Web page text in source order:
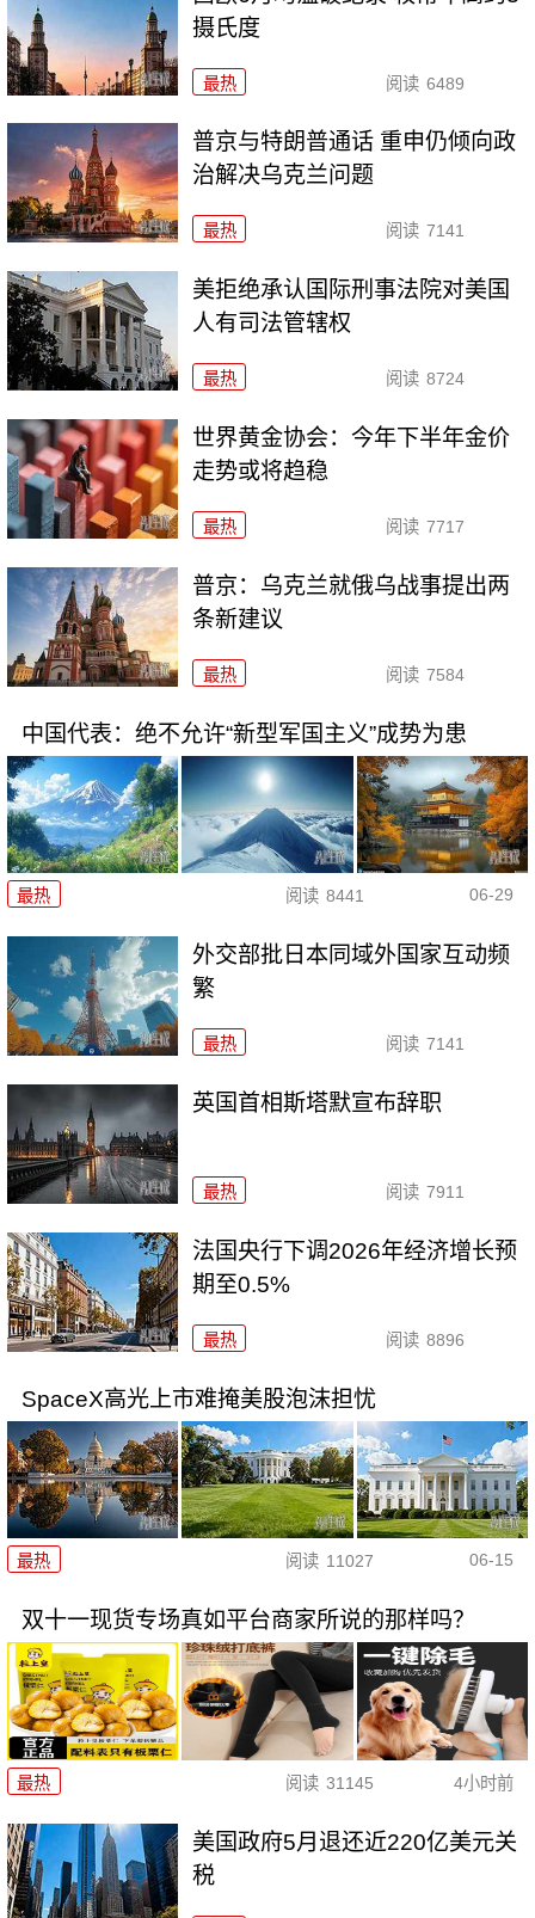
摄氏度
最热 阅读 6489
普京与特朗普通话 重申仍倾向政
治解决乌克兰问题
最热 阅读 7141
美拒绝承认国际刑事法院对美国
人有司法管辖权
最热 阅读 8724
世界黄金协会：今年下半年金价
走势或将趋稳
最热 阅读 7717
普京：乌克兰就俄乌战事提出两
条新建议
最热 阅读 7584
中国代表：绝不允许“新型军国主义”成势为患
最热 阅读 8441 06-29
外交部批日本同域外国家互动频
繁
最热 阅读 7141
英国首相斯塔默宣布辞职
最热 阅读 7911
法国央行下调2026年经济增长预
期至0.5%
最热 阅读 8896
SpaceX高光上市难掩美股泡沫担忧
最热 阅读 11027 06-15
双十一现货专场真如平台商家所说的那样吗？
最热 阅读 31145 4小时前
美国政府5月退还近220亿美元关
税